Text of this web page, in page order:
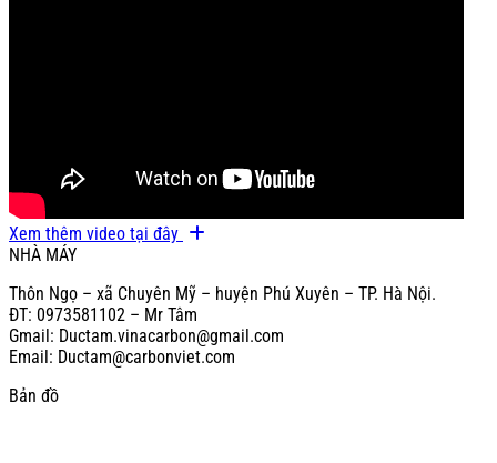
Xem thêm video tại đây
NHÀ MÁY
Thôn Ngọ – xã Chuyên Mỹ – huyện Phú Xuyên – TP. Hà Nội.
ĐT: 0973581102 – Mr Tâm
Gmail: Ductam.vinacarbon@gmail.com
Email: Ductam@carbonviet.com
Bản đồ